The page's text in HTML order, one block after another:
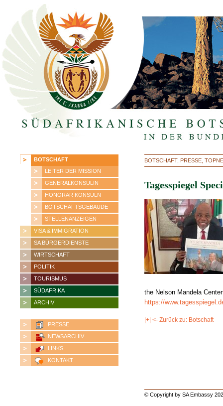
BOTSCHAFT
LEITER DER MISSION
GENERALKONSULIN
HONORAR KONSULN
BOTSCHAFTSGEBÄUDE
STELLENANZEIGEN
VISA & IMMIGRATION
SA BÜRGERDIENSTE
WIRTSCHAFT
POLITIK
TOURISMUS
SÜDAFRIKA
ARCHIV
PRESSE
NEWSARCHIV
LINKS
KONTAKT
BOTSCHAFT, PRESSE,
Tagesspiegel
the Nelson Mandela
https://
|+| <- Zurück zu: Botschaft
© Copyright by SA Embassy